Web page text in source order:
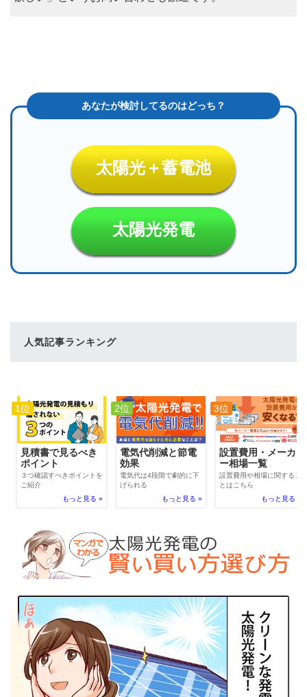
太陽光＋蓄電池
太陽光発電
人気記事ランキング
1位
見積書で見るべき
ポイント
３つ確認すべきポイントを
ご紹介
もっと見る »
2位
電気代削減と節電
効果
電気代は4段階で劇的に下
げられる
もっと見る »
3位
設置費用・メーカ
ー相場一覧
設置費用や相場に関するこ
とはこちら
もっと見る »